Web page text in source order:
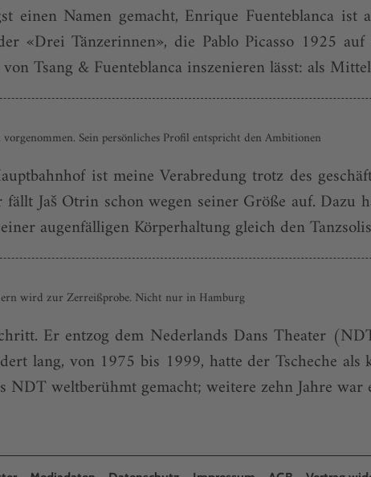
einen Namen gemacht, Enrique Fuenteblanca
«Drei Tänzerinnen», die Pablo Picasso 1925
Tsang & Fuenteblanca inszenieren lässt: als
Sein persönliches Profil entspricht den Ambitionen
ist meine Verabredung trotz des
Jaš Otrin schon wegen seiner Größe auf. Dazu
augenfälligen Körperhaltung gleich den
wird zur Zerreißprobe. Nicht nur in Hamburg
Er entzog dem Nederlands Dans Theater
lang, von 1975 bis 1999, hatte der Tscheche
NDT weltberühmt gemacht; weitere zehn Jahre war